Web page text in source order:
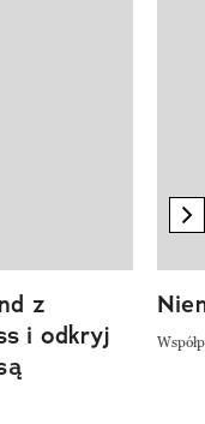
z
i odkryj